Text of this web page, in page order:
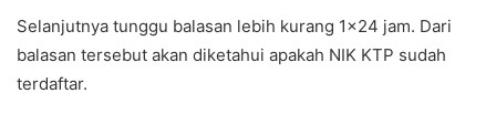
Selanjutnya tunggu balasan lebih kurang 1×24 jam. Dari
balasan tersebut akan diketahui apakah NIK KTP sudah
terdaftar.